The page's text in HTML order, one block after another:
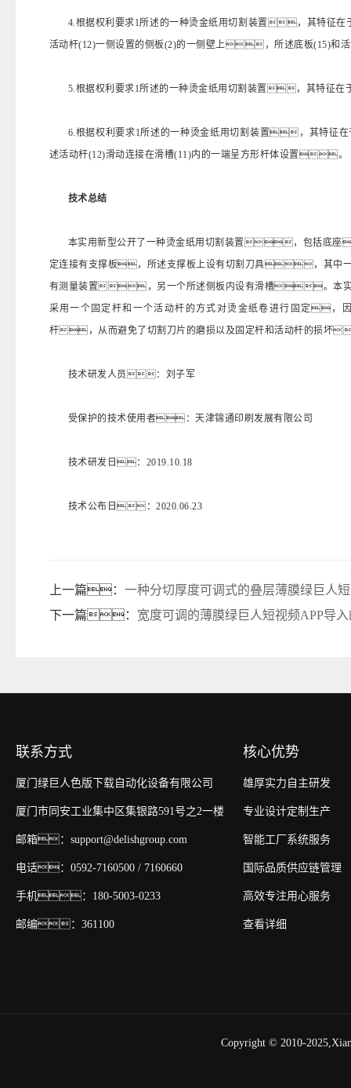
4.根据权利要求1所述的一种烫金纸用切割装置，其特征
活动杆(12)一侧设置的侧板(2)的一侧壁上，所述底板(15)和
5.根据权利要求1所述的一种烫金纸用切割装置，其特征
6.根据权利要求1所述的一种烫金纸用切割装置，其特
述活动杆(12)滑动连接在滑槽(11)内的一端呈方形杆体设置。
技术总结
本实用新型公开了一种烫金纸用切割装置，包括底
定连接有支撑板，所述支撑板上设有切割刀具，其中一
有测量装置，另一个所述侧板内设有滑槽。本
采用一个固定杆和一个活动杆的方式对烫金纸卷进行固定
杆，从而避免了切割刀片的磨损以及固定杆和活动杆的损
技术研发人员：刘子军
受保护的技术使用者：天津锦通印刷发展有限公司
技术研发日：2019.10.18
技术公布日：2020.06.23
上一篇： 一种分切厚度可调式的叠层薄膜绿巨人
下一篇： 宽度可调的薄膜绿巨人短视频APP导
联系方式
厦门绿巨人色版下载自动化设备有限公司
厦门市同安工业集中区集银路591号之2一楼
邮箱：support@delishgroup.com
电话：0592-7160500 / 7160660
手机：180-5003-0233
邮编：361100
核心优势
雄厚实力自主研发
专业设计定制生产
智能工厂系统服务
国际品质供应链管理
高效专注用心服务
查看详细
Copyright © 2010-